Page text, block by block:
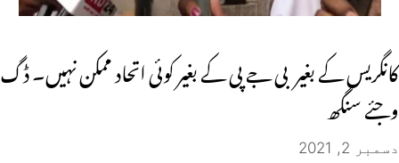
کانگریس کے بغیربی جے پی کے بغیر کوئی اتحاد ممکن نہیں۔ ڈگ
وجئے سنگھ
دسمبر 2, 2021